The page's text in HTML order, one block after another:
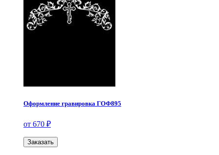
Оформление гравировка ГОФ895
от 670 ₽
Заказать